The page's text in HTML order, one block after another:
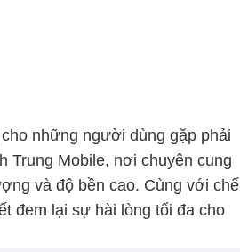
những người dùng gặp phải
Trung Mobile, nơi chuyên cung
và độ bền cao. Cùng với chế
đem lại sự hài lòng tối đa cho